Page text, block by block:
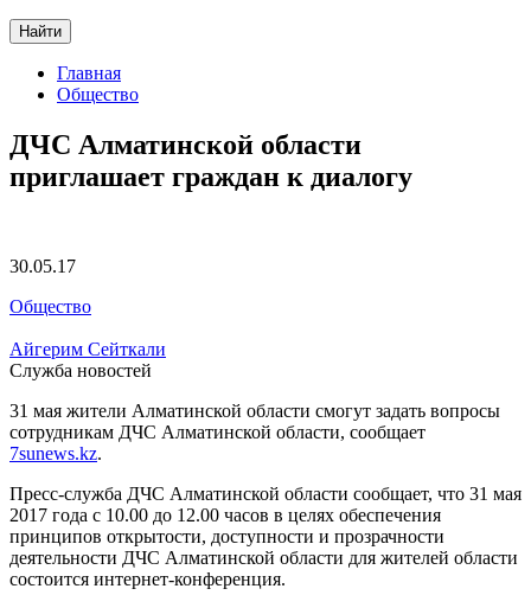
Найти
Главная
Общество
ДЧС Алматинской области
приглашает граждан к диалогу
30.05.17
Общество
Айгерим Сейткали
Служба новостей
31 мая жители Алматинской области смогут задать вопросы
сотрудникам ДЧС Алматинской области, сообщает
7sunews.kz.
Пресс-служба ДЧС Алматинской области сообщает, что 31 мая
2017 года с 10.00 до 12.00 часов в целях обеспечения
принципов открытости, доступности и прозрачности
деятельности ДЧС Алматинской области для жителей области
состоится интернет-конференция.